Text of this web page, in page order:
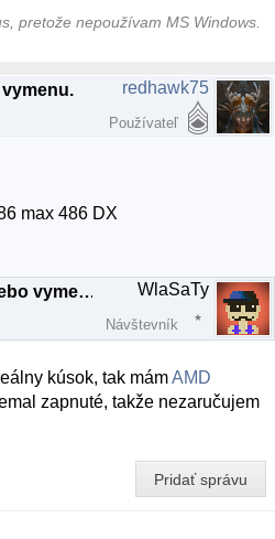
pretože nepoužívam MS Windows.
vymenu. redhawk75
Používateľ
max 486 DX
RE: HW na predaj alebo vymenu. WlaSaTy
Návštevník
kúsok, tak mámAMD
zapnuté, takže nezaručujem
Pridať správu